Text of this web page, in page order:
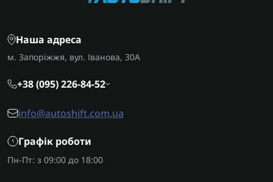
Наша адреса
м. Запоріжжя, вул. Іванова, 30А
+38 (095) 226-84-52
info@autoshift.com.ua
Графік роботи
Пн-Пт: з 09:00 до 18:00